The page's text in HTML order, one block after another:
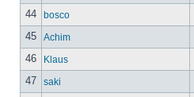
44 bosco
45 Achim
46 Klaus
47 saki